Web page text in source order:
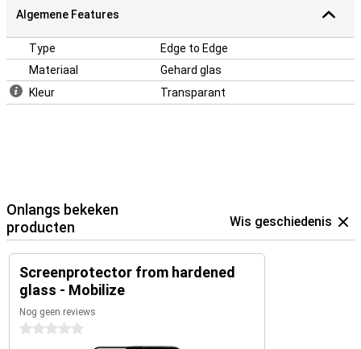
Algemene Features
Type
Edge to Edge
Materiaal
Gehard glas
Kleur
Transparant
Onlangs bekeken
producten
Wis geschiedenis
Screenprotector from hardened
glass - Mobilize
Nog geen reviews
0 sterren